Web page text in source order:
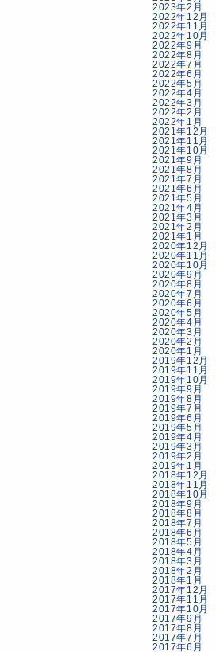
2023年2月
2022年12月
2022年11月
2022年10月
2022年9月
2022年8月
2022年7月
2022年6月
2022年5月
2022年4月
2022年3月
2022年2月
2022年1月
2021年12月
2021年11月
2021年10月
2021年9月
2021年8月
2021年7月
2021年6月
2021年5月
2021年4月
2021年3月
2021年2月
2021年1月
2020年12月
2020年11月
2020年10月
2020年9月
2020年8月
2020年7月
2020年6月
2020年5月
2020年4月
2020年3月
2020年2月
2020年1月
2019年12月
2019年11月
2019年10月
2019年9月
2019年8月
2019年7月
2019年6月
2019年5月
2019年4月
2019年3月
2019年2月
2019年1月
2018年12月
2018年11月
2018年10月
2018年9月
2018年8月
2018年7月
2018年6月
2018年5月
2018年4月
2018年3月
2018年2月
2018年1月
2017年12月
2017年11月
2017年10月
2017年9月
2017年8月
2017年7月
2017年6月